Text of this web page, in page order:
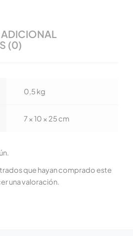
(0)
0,5 kg
7 × 10 × 25 cm
que hayan comprado este
una valoración.